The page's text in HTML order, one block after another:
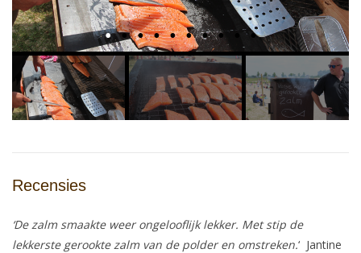
Recensies
‘De zalm smaakte weer ongelooflijk lekker. Met stip de
lekkerste gerookte zalm van de polder en omstreken.‘ Jantine